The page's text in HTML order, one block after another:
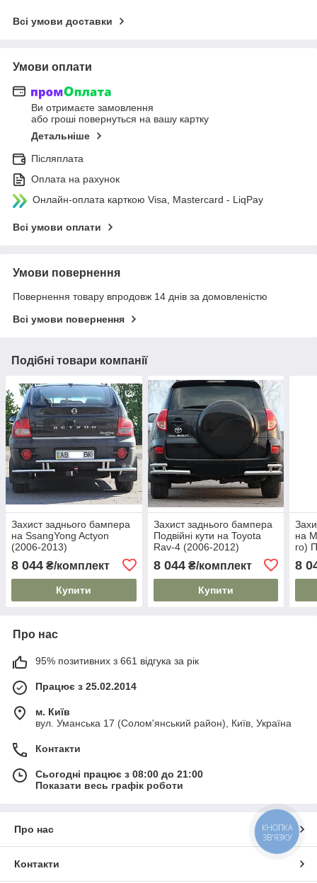
Всі умови доставки
Умови оплати
Ви отримаєте замовлення
або гроші повернуться на вашу картку
Детальніше
Післяплата
Оплата на рахунок
Онлайн-оплата карткою Visa, Mastercard - LiqPay
Всі умови оплати
Умови повернення
Повернення товару впродовж 14 днів за домовленістю
Всі умови повернення
Подібні товари компанії
Захист заднього бампера
на SsangYong Actyon
(2006-2013)
8 044 ₴/комплект
Купити
Захист заднього бампера
Подвійні кути на Toyota
Rav-4 (2006-2012)
8 044₴/комплект
Купити
на
го)
8
Про нас
95% позитивних з 661 відгука за рік
Працює з 25.02.2014
м. Київ
вул. Уманська 17 (Солом'янський район), Київ, Україна
Контакти
Сьогодні працює з 08:00 до 21:00
Показати весь графік роботи
Про нас
Контакти
КНОПКА
ЗВ'ЯЗКУ